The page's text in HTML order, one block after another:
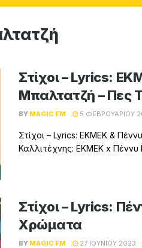
Στίχοι – Lyrics:
Μπαλτατζή – Πες
BY MAGIC FM 5 ΦΕΒΡΟΥΑΡΊΟΥ
Στίχοι – Lyrics: ΕΚΜΕΚ &
Καλλιτέχνης: ΕΚΜΕΚ x
Στίχοι – Lyrics:
Χρώματα
BY MAGIC FM 27 ΙΟΥΝΊΟΥ 2023